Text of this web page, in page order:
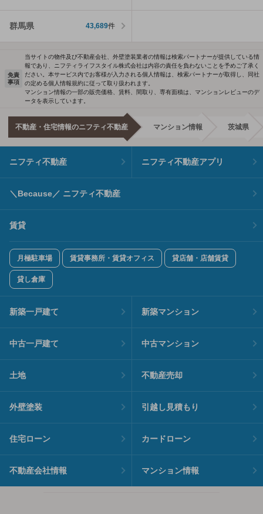
群馬県 43,689件
免責
事項
当サイトの物件及び不動産会社、外壁塗装業者の情報は検索パートナーが提供している情
報であり、ニフティライフスタイル株式会社は内容の責任を負わないことを予めご了承く
ださい。本サービス内でお客様が入力される個人情報は、検索パートナーが取得し、同社
の定める個人情報規約に従って取り扱われます。
マンション情報の一部の販売価格、賃料、間取り、専有面積は、マンションレビューのデ
ータを表示しています。
不動産・住宅情報のニフティ不動産 マンション情報 茨城県
ニフティ不動産 ニフティ不動産アプリ
＼Because／ ニフティ不動産
賃貸
月極駐車場 賃貸事務所・賃貸オフィス 貸店舗・店舗賃貸
貸し倉庫
新築一戸建て 新築マンション
中古一戸建て 中古マンション
土地 不動産売却
外壁塗装 引越し見積もり
住宅ローン カードローン
不動産会社情報 マンション情報